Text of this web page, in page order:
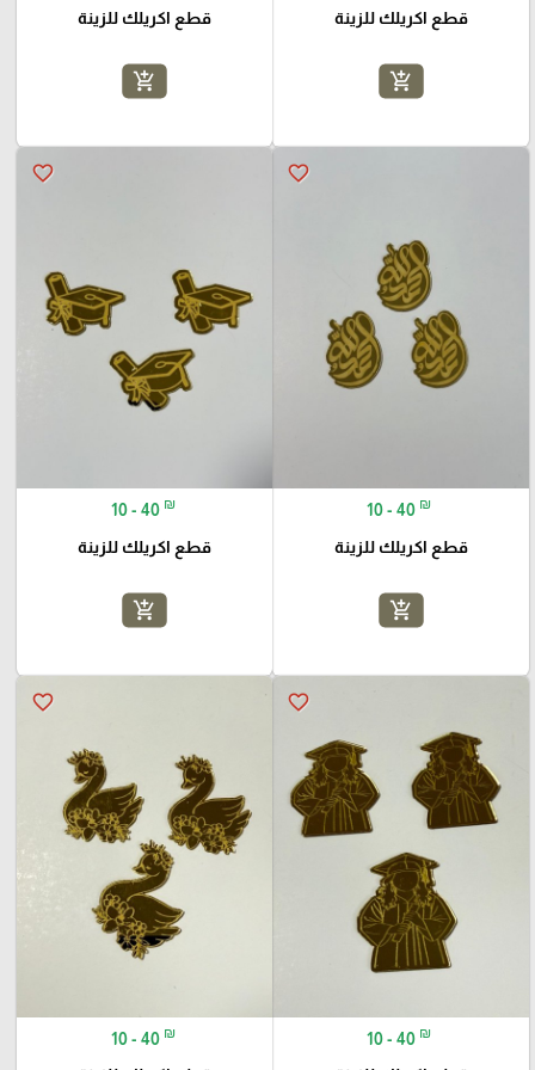
قطع اكريلك للزينة
add_shopping_cart
قطع اكريلك للزينة
add_shopping_cart
favorite_border
10 - 40 ₪
قطع اكريلك للزينة
add_shopping_cart
favorite_border
10 - 40 ₪
قطع اكريلك للزينة
add_shopping_cart
favorite_border
10 - 40 ₪
favorite_border
10 - 40 ₪